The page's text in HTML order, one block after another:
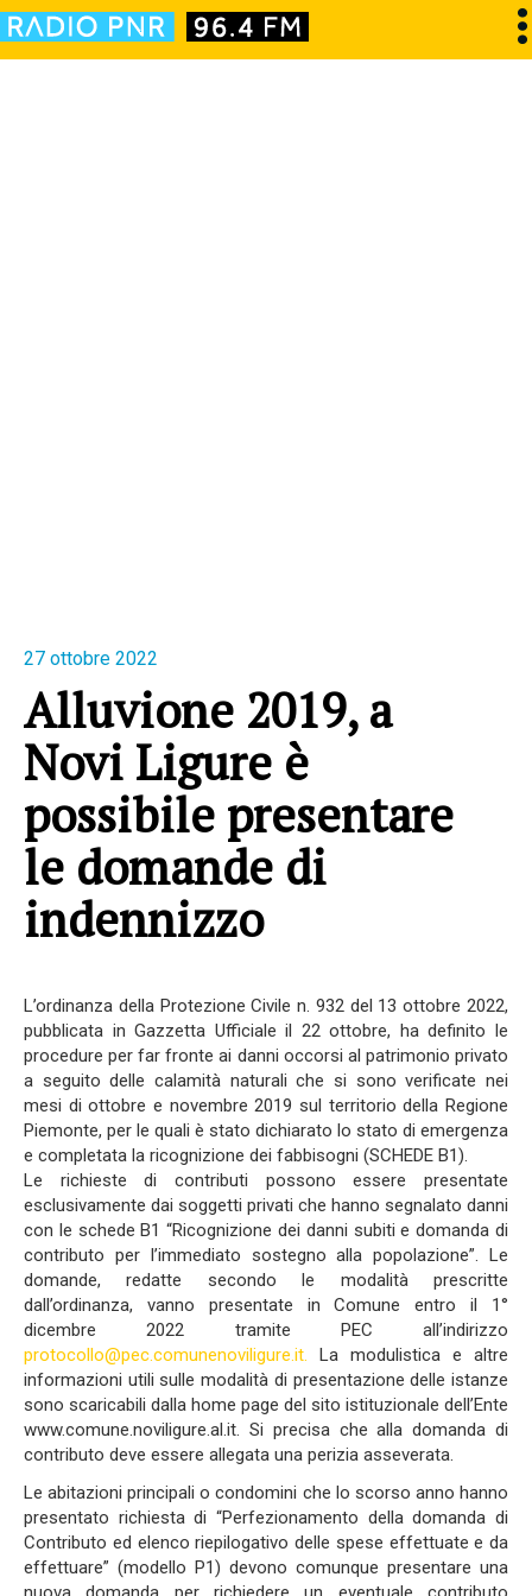
27 ottobre 2022
Alluvione 2019, a
Novi Ligure è
possibile presentare
le domande di
indennizzo
L’ordinanza della Protezione Civile n. 932 del 13 ottobre 2022,
pubblicata in Gazzetta Ufficiale il 22 ottobre, ha definito le
procedure per far fronte ai danni occorsi al patrimonio privato
a seguito delle calamità naturali che si sono verificate nei
mesi di ottobre e novembre 2019 sul territorio della Regione
Piemonte, per le quali è stato dichiarato lo stato di emergenza
e completata la ricognizione dei fabbisogni (SCHEDE B1).
Le richieste di contributi possono essere presentate
esclusivamente dai soggetti privati che hanno segnalato danni
con le schede B1 “Ricognizione dei danni subiti e domanda di
contributo per l’immediato sostegno alla popolazione”. Le
domande, redatte secondo le modalità prescritte
dall’ordinanza, vanno presentate in Comune entro il 1°
dicembre 2022 tramite PEC all’indirizzo
protocollo@pec.comunenoviligure.it. La modulistica e altre
informazioni utili sulle modalità di presentazione delle istanze
sono scaricabili dalla home page del sito istituzionale dell’Ente
www.comune.noviligure.al.it. Si precisa che alla domanda di
contributo deve essere allegata una perizia asseverata.
Le abitazioni principali o condomini che lo scorso anno hanno
presentato richiesta di “Perfezionamento della domanda di
Contributo ed elenco riepilogativo delle spese effettuate e da
effettuare” (modello P1) devono comunque presentare una